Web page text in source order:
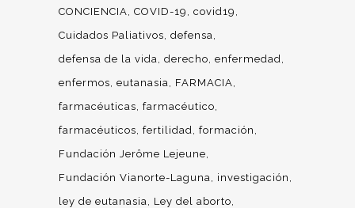
CONCIENCIA COVID-19
covid19
Cuidados Paliativos defensa
defensa de la vida derecho enfermedad
enfermos eutanasia
FARMACIA
farmacéuticas farmacéutico
farmacéuticos fertilidad formación
Fundación Jerôme Lejeune
Fundación Vianorte-Laguna
investigación
ley de eutanasia
Ley del aborto